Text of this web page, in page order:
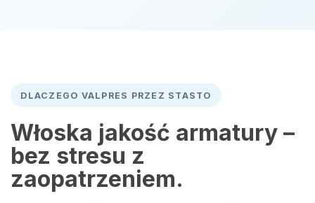
DLACZEGO VALPRES PRZEZ STASTO
Włoska jakość armatury –
bez stresu z
zaopatrzeniem.